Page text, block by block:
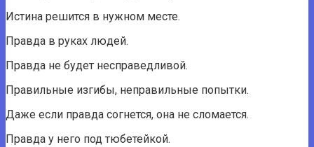
Истина решится в нужном месте.
Правда в руках людей.
Правда не будет несправедливой.
Правильные изгибы, неправильные попытки.
Даже если правда согнется, она не сломается.
Правда у него под тюбетейкой.